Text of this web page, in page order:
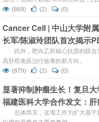
型制定个体化治疗方案的重要性。
(869) (2) (0)
Cancer Cell | 中山大学附
长军/陈淑玲团队首次揭示
部乙肝病毒B细胞应答
此外，靶向乙肝核心抗原的联
高肝癌免疫治疗效果的新方向。
(879)
(2) (0)
显著抑制肿瘤生长！复旦
福建医科大学合作发文：
的潜在靶点
总体而言，这项工作为扩大基